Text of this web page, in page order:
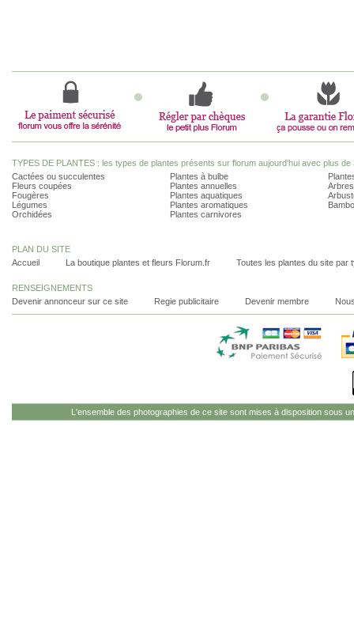
TYPES DE PLANTES : les types de plantes présents sur florum aujourd'hui avec plus de
Cactées ou succulentes
Fleurs coupées
Fougères
Légumes
Orchidées
Plantes à bulbe
Plantes annuelles
Plantes aquatiques
Plantes aromatiques
Plantes carnivores
PLAN DU SITE
Accueil
La boutique plantes et fleurs Florum.fr Toutes les plantes du site par
RENSEIGNEMENTS
Devenir annonceur sur ce site
Regie publicitaire Devenir membre
L'ensemble des photographies de ce site sont mises à disposition sous